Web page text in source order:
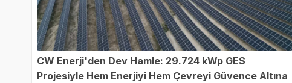
CW Enerji'den Dev Hamle: 29.724 kWp GES
Projesiyle Hem Enerjiyi Hem Çevreyi Güvence Altına